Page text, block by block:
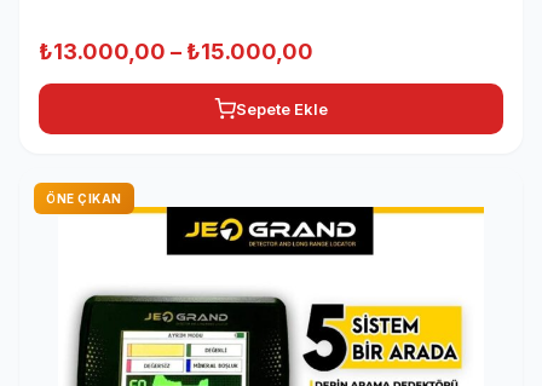
₺13.000,00 – ₺15.000,00
aralığı:
₺13.000,00
Sepete Ekle
ÖNE ÇIKAN